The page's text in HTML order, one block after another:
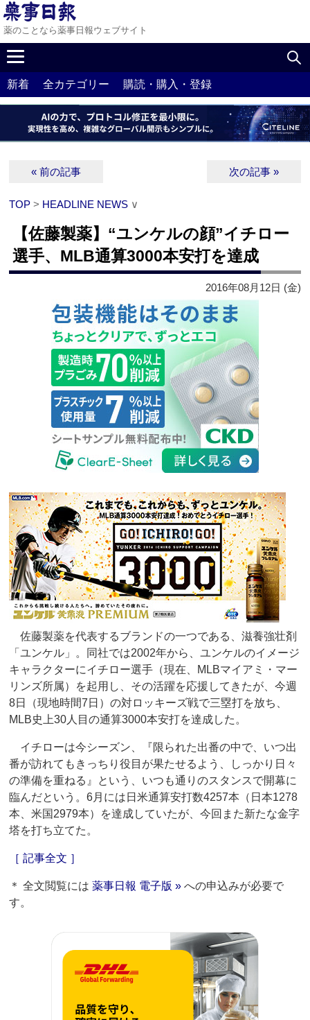
薬のことなら薬事日報ウェブサイト
新着 全カテゴリー 購読・購入・登録
« 前の記事 次の記事 »
TOP > HEADLINE NEWS ∨
【佐藤製薬】“ユンケルの顔”イチロー
選手、MLB通算3000本安打を達成
2016年08月12日 (金)
佐藤製薬を代表するブランドの一つである、滋養強壮剤
「ユンケル」。同社では2002年から、ユンケルのイメージ
キャラクターにイチロー選手（現在、MLBマイアミ・マー
リンズ所属）を起用し、その活躍を応援してきたが、今週
8日（現地時間7日）の対ロッキーズ戦で三塁打を放ち、
MLB史上30人目の通算3000本安打を達成した。
イチローは今シーズン、『限られた出番の中で、いつ出
番が訪れてもきっちり役目が果たせるよう、しっかり日々
の準備を重ねる』という、いつも通りのスタンスで開幕に
臨んだという。6月には日米通算安打数4257本（日本1278
本、米国2979本）を達成していたが、今回また新たな金字
塔を打ち立てた。
［ 記事全文 ］
＊ 全文閲覧には薬事日報 電子版 » への申込みが必要で
す。